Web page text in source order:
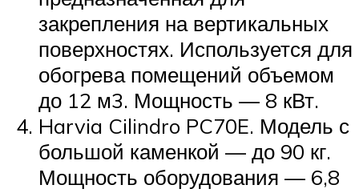
закрепления на вертикальных
поверхностях. Используется для
обогрева помещений объемом
до 12 м3. Мощность — 8 кВт.
Harvia Cilindro PC70E. Модель с
большой каменкой — до 90 кг.
Мощность оборудования — 6,8